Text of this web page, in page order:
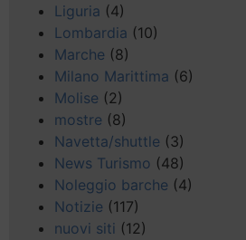
Liguria (4)
Lombardia (10)
Marche (8)
Milano Marittima (6)
Molise (2)
mostre (8)
Navetta/shuttle (3)
News Turismo (48)
Noleggio barche (4)
Notizie (117)
nuovi siti (12)